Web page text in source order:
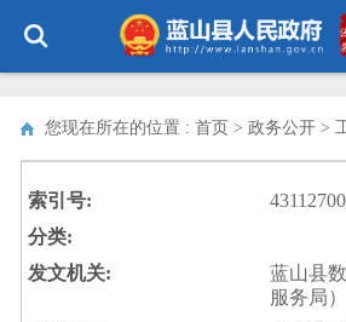
您现在所在的位置 : 首页 > 政务公开 >
索引号:
分类:
发文机关:
蓝山县
服务局）